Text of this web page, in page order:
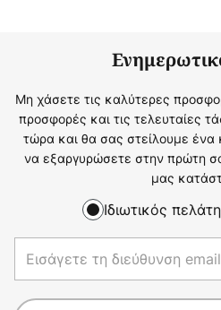
Μη χάσετε τις καλύτερες
προσφορές και τις τελευταίες
τώρα και θα σας στείλουμε ένα
να εξαργυρώσετε στην πρώτη
μας
Ιδιωτικός